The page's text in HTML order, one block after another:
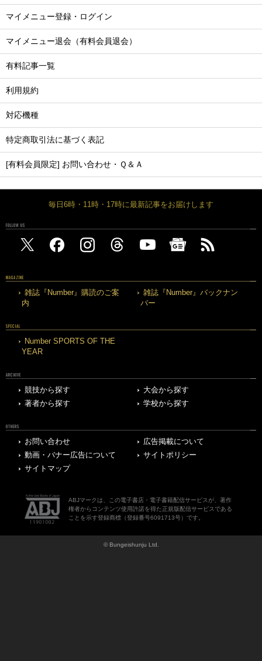
マイメニュー登録・ログイン
マイメニュー退会（有料会員退会）
有料記事一覧
利用規約
対応機種
特定商取引法に基づく表記
[有料会員限定] お問い合わせ・Ｑ＆Ａ
毎日6時・11時・17時に最新記事をお届けします
FOLLOW US
MAGAZINE
雑誌『Number』購読のご案
内
雑誌『Number』バックナン
バー
SPECIAL
Number SPORTS OF THE
YEAR
ARCHIVE
競技から探す
大会から探す
著者から探す
学校から探す
OTHERS
お問い合わせ
広告掲載について
動画・バナー広告について
サイトポリシー
サイトマップ
ABJマークは、この電子書店・電子書籍配信サービスが、著作
権者からコンテンツ使用許諾を得た正規版配信サービスである
ことを示す登録商標（登録番号6091713号）です。
© Bungeishunju Ltd.